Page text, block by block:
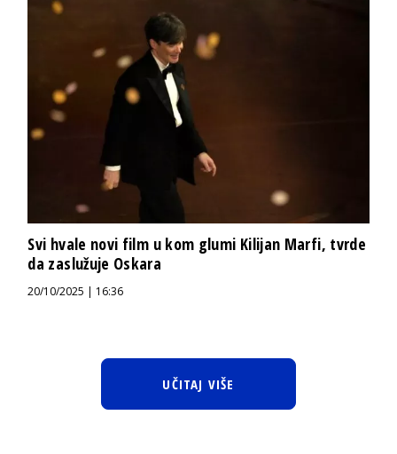
Svi hvale novi film u kom glumi Kilijan Marfi, tvrde
da zaslužuje Oskara
20/10/2025 | 16:36
UČITAJ VIŠE